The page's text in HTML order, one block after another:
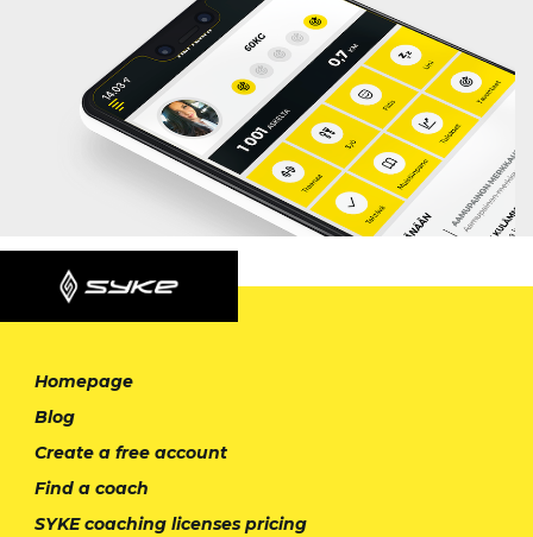
Homepage
Blog
Create a free account
Find a coach
SYKE coaching licenses pricing